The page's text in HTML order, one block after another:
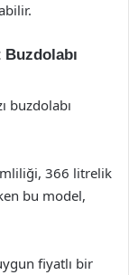
Buzdolabı
buzdolabı
366 litrelik
bu model,
fiyatlı bir